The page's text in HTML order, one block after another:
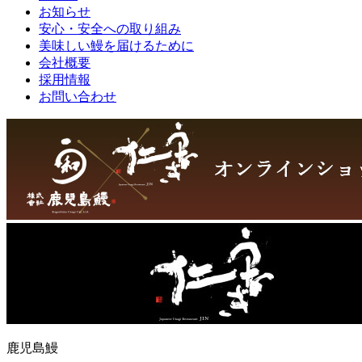
お知らせ
安心・安全への取り組み
美味しい鰻を届けるために
会社概要
採用情報
お問い合わせ
鹿児島鰻